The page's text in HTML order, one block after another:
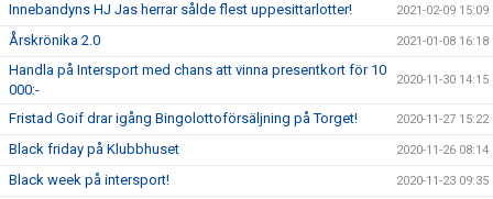
Innebandyns HJ Jas herrar sålde flest uppesittarlotter! 2021-02-09 15:09
Årskrönika 2.0 2021-01-08 16:18
Handla på Intersport med chans att vinna presentkort för 10
000:-
2020-11-30 14:15
Fristad Goif drar igång Bingolottoförsäljning på Torget! 2020-11-27 15:22
Black friday på Klubbhuset 2020-11-26 08:14
Black week på intersport! 2020-11-23 09:35